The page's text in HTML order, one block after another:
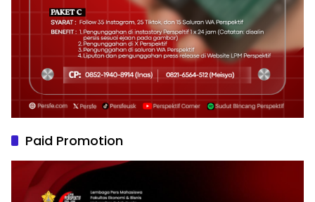
Paid Promotion